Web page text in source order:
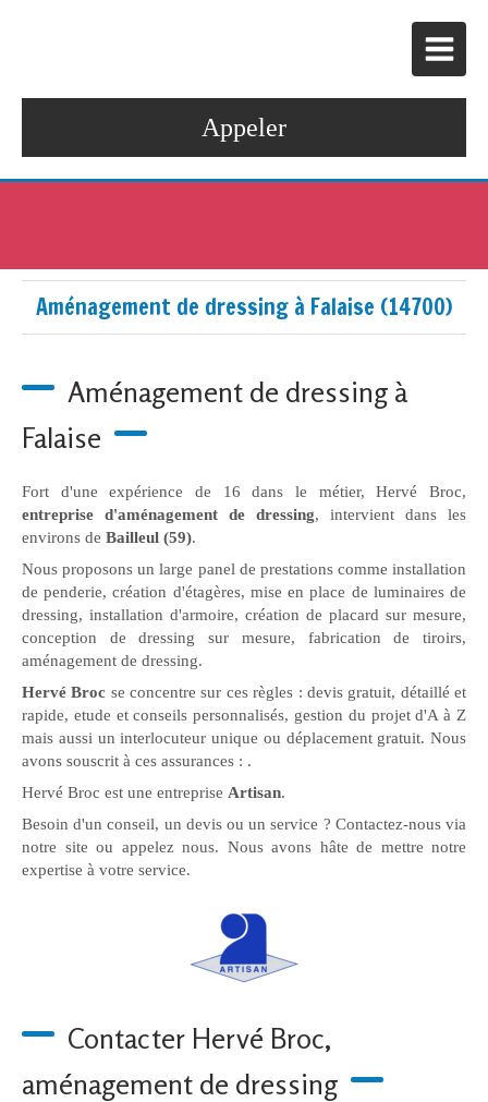
Appeler
Aménagement de dressing à Falaise (14700)
Aménagement de dressing à
Falaise
Fort d'une expérience de 16 dans le métier, Hervé Broc,
entreprise d'aménagement de dressing, intervient dans les
environs de Bailleul (59).
Nous proposons un large panel de prestations comme installation
de penderie, création d'étagères, mise en place de luminaires de
dressing, installation d'armoire, création de placard sur mesure,
conception de dressing sur mesure, fabrication de tiroirs,
aménagement de dressing.
Hervé Broc se concentre sur ces règles : devis gratuit, détaillé et
rapide, etude et conseils personnalisés, gestion du projet d'A à Z
mais aussi un interlocuteur unique ou déplacement gratuit. Nous
avons souscrit à ces assurances : .
Hervé Broc est une entreprise Artisan.
Besoin d'un conseil, un devis ou un service ? Contactez-nous via
notre site ou appelez nous. Nous avons hâte de mettre notre
expertise à votre service.
Contacter Hervé Broc,
aménagement de dressing